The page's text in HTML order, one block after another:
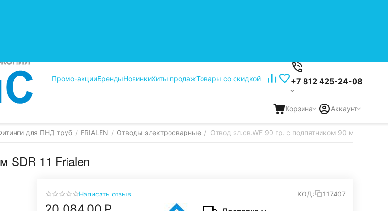
Промо-акцииБрендыНовинкиХиты продажТовары со скидкой +7 812 425-24-08
Корзина Аккаунт
для ПНД труб / FRIALEN / Отводы электросварные / Отвод эл.св.WF 90 гр. с подпятником 90 мм SDR 11
SDR 11 Frialen
Написать отзыв КОД: 117407